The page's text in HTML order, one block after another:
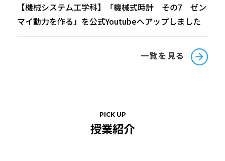
【機械システム工学科】「機械式時計 その7 ゼン
マイ動力を作る」を公式Youtubeへアップしました
一覧を見る
PICK UP
授業紹介